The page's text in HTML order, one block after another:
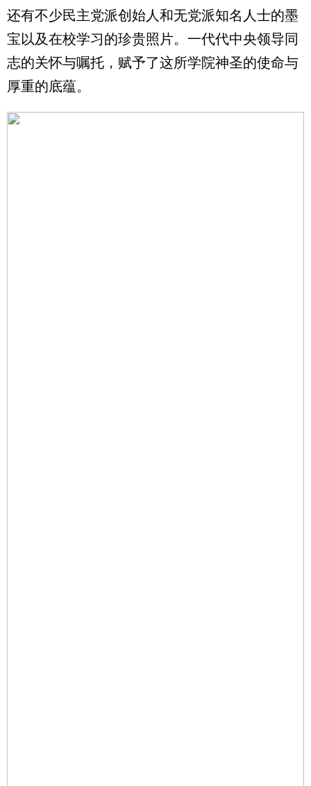
还有不少民主党派创始人和无党派知名人士的墨
宝以及在校学习的珍贵照片。一代代中央领导同
志的关怀与嘱托，赋予了这所学院神圣的使命与
厚重的底蕴。